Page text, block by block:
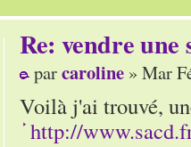
Re: vendre une
parcaroline » Mar
Voilà j'ai trouvé,
http://